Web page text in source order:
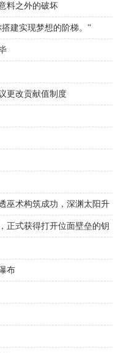
料之外的破坏
建实现梦想的阶梯。”
更改贡献值制度
巫术构筑成功，深渊太阳升
正式获得打开位面壁垒的钥
布